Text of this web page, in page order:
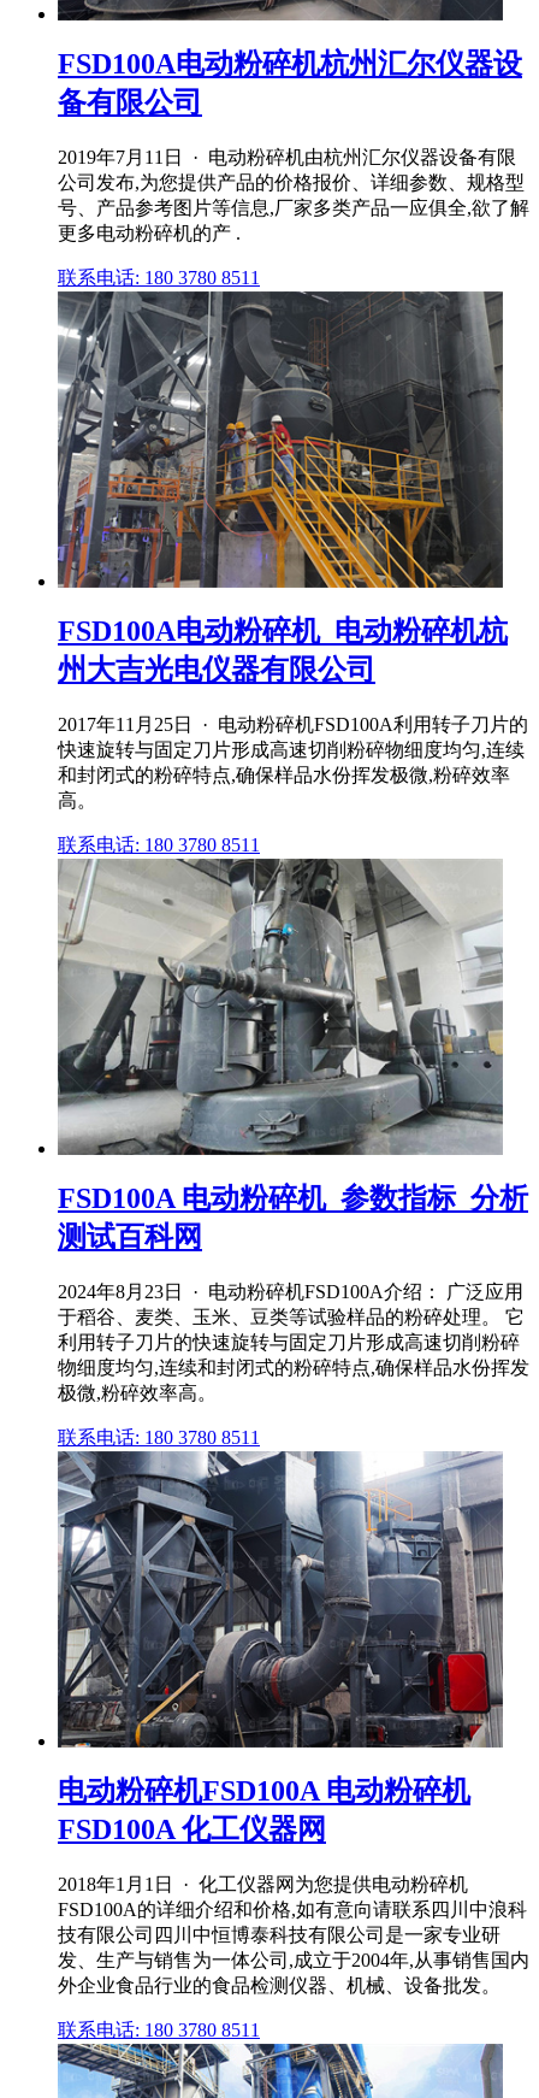
FSD100A电动粉碎机杭州汇尔仪器设
备有限公司
2019年7月11日 · 电动粉碎机由杭州汇尔仪器设备有限
公司发布,为您提供产品的价格报价、详细参数、规格型
号、产品参考图片等信息,厂家多类产品一应俱全,欲了解
更多电动粉碎机的产 .
联系电话: 180 3780 8511
FSD100A电动粉碎机_电动粉碎机杭
州大吉光电仪器有限公司
2017年11月25日 · 电动粉碎机FSD100A利用转子刀片的
快速旋转与固定刀片形成高速切削粉碎物细度均匀,连续
和封闭式的粉碎特点,确保样品水份挥发极微,粉碎效率
高。
联系电话: 180 3780 8511
FSD100A 电动粉碎机_参数指标_分析
测试百科网
2024年8月23日 · 电动粉碎机FSD100A介绍： 广泛应用
于稻谷、麦类、玉米、豆类等试验样品的粉碎处理。 它
利用转子刀片的快速旋转与固定刀片形成高速切削粉碎
物细度均匀,连续和封闭式的粉碎特点,确保样品水份挥发
极微,粉碎效率高。
联系电话: 180 3780 8511
电动粉碎机FSD100A 电动粉碎机
FSD100A 化工仪器网
2018年1月1日 · 化工仪器网为您提供电动粉碎机
FSD100A的详细介绍和价格,如有意向请联系四川中浪科
技有限公司四川中恒博泰科技有限公司是一家专业研
发、生产与销售为一体公司,成立于2004年,从事销售国内
外企业食品行业的食品检测仪器、机械、设备批发。
联系电话: 180 3780 8511